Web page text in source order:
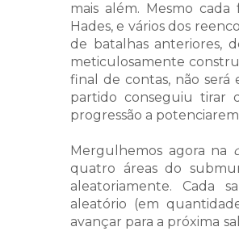
mais além. Mesmo
Hades, e vários dos
de batalhas anteriores,
meticulosamente
final de contas, não será
partido conseguiu tirar
progressão a
Mergulhemos agora na
quatro áreas do
aleatoriamente. Cada
aleatório (em
avançar para a próxima